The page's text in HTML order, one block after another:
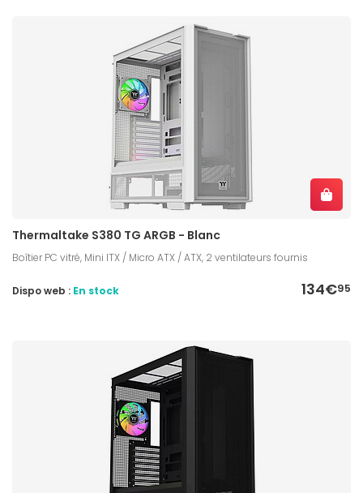
Thermaltake S380 TG ARGB - Blanc
Boîtier PC vitré, Mini ITX / Micro ATX / ATX, 2 ventilateurs fournis
134€95
Dispo web : En stock